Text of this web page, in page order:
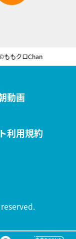
ももクロChan
動画
利用規約